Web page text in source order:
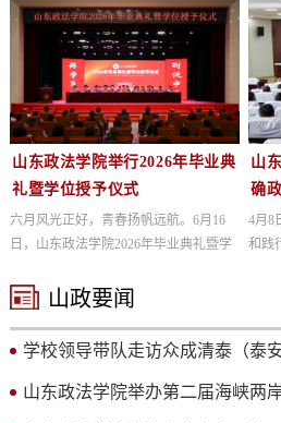
山东政法学院举行2026年毕业典
礼暨学位授予仪式
六月风光正好，青春扬帆远航。6月16
日，山东政法学院2026年毕业典礼暨学
山
确
4月8
和践
山政要闻
学校领导带队走访众成清泰（泰
山东政法学院举办第二届海峡两